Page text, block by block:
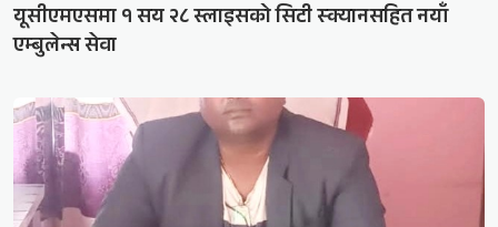
यूसीएमएसमा १ सय २८ स्लाइसको सिटी स्क्यानसहित नयाँ
एम्बुलेन्स सेवा